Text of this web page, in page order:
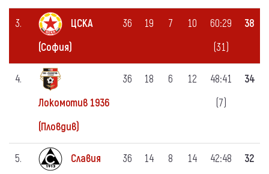
3.
ЦСКА
(София)
36 19 7 10
60:29
(31)
38
4.
Локомотив 1936
(Пловдив)
36 18 6 12
48:41
(7)
34
5.
Славия
36 14 8 14
42:48
32